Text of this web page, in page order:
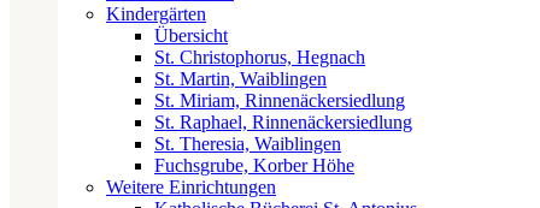
Kindergärten
Übersicht
St. Christophorus, Hegnach
St. Martin, Waiblingen
St. Miriam, Rinnenäckersiedlung
St. Raphael, Rinnenäckersiedlung
St. Theresia, Waiblingen
Fuchsgrube, Korber Höhe
Weitere Einrichtungen